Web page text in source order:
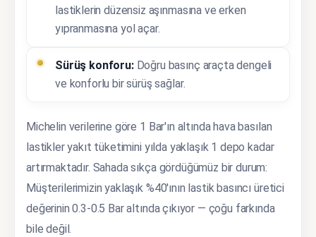
lastiklerin düzensiz aşınmasına ve erken
yıpranmasına yol açar.
Sürüş konforu:Doğru basınç araçta dengeli
ve konforlu bir sürüş sağlar.
Michelin verilerine göre 1 Bar'ın altında hava basılan
lastikler yakıt tüketimini yılda yaklaşık 1 depo kadar
artırmaktadır. Sahada sıkça gördüğümüz bir durum:
Müşterilerimizin yaklaşık %40'ının lastik basıncı üretici
değerinin 0.3-0.5 Bar altında çıkıyor — çoğu farkında
bile değil.